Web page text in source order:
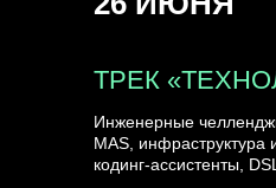
Инженерные
MAS, инфраструктура
кодинг-ассистенты,
ТРЕК